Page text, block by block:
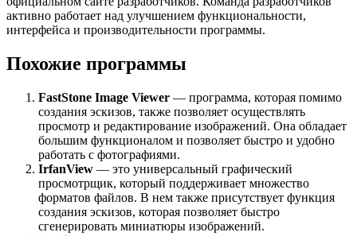
активно работает над улучшением функциональности,
интерфейса и производительности программы.
Похожие программы
FastStone Image Viewer — программа, которая помимо
создания эскизов, также позволяет осуществлять
просмотр и редактирование изображений. Она обладает
большим функционалом и позволяет быстро и удобно
работать с фотографиями.
IrfanView — это универсальный графический
просмотрщик, который поддерживает множество
форматов файлов. В нем также присутствует функция
создания эскизов, которая позволяет быстро
сгенерировать миниатюры изображений.